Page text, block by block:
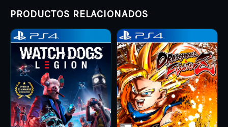
PRODUCTOS RELACIONADOS
Price
range:
ARS 8.000,00
through
ARS 12.000,00
This
product
has
multiple
variants.
The
options
range:
ARS
through
ARS
This
product
has
multiple
variants.
The
options